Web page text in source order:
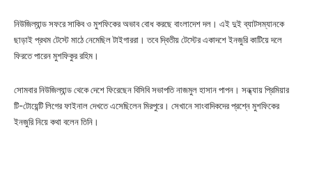
নিউজিল্যান্ড সফরে সাকিব ও মুশফিকের অভাব বোধ করছে বাংলাদেশ দল। এই দুই ব্যাটসম্যানকে
ছাড়াই প্রথম টেস্টে মাঠে নেমেছিল টাইগাররা। তবে দ্বিতীয় টেস্টের একাদশে ইনজুরি কাটিয়ে দলে
ফিরতে পারেন মুশফিকুর রহিম।
সোমবার নিউজিল্যান্ড থেকে দেশে ফিরেছেন বিসিবি সভাপতি নাজমুল হাসান পাপন। সন্ধ্যায় প্রিমিয়ার
টি-টোয়েন্টি লিগের ফাইনাল দেখতে এসেছিলেন মিরপুরে। সেখানে সাংবাদিকদের প্রশ্নে মুশফিকের
ইনজুরি নিয়ে কথা বলেন তিনি।